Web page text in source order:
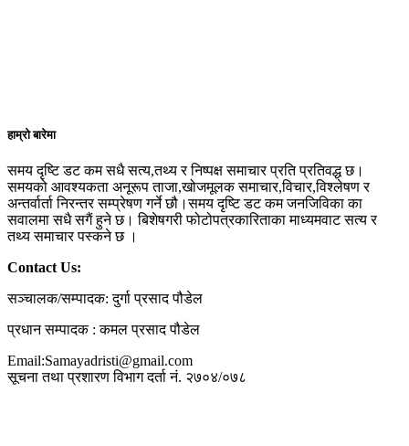
हाम्रो बारेमा
समय दृष्टि डट कम सधै सत्य,तथ्य र निष्पक्ष समाचार प्रति प्रतिवद्ध छ।
समयको आवश्यकता अनूरूप ताजा,खोजमूलक समाचार,विचार,विश्लेषण र
अन्तर्वार्ता निरन्तर सम्प्रेषण गर्ने छौ।समय दृष्टि डट कम जनजिविका का
सवालमा सधै सगैं हुने छ। बिशेषगरी फोटोपत्रकारिताका माध्यमवाट सत्य र
तथ्य समाचार पस्कने छ ।
Contact Us:
सञ्चालक/सम्पादक: दुर्गा प्रसाद पौडेल
प्रधान सम्पादक : कमल प्रसाद पौडेल
Email:Samayadristi@gmail.com
सूचना तथा प्रशारण विभाग दर्ता नं. २७०४/०७८